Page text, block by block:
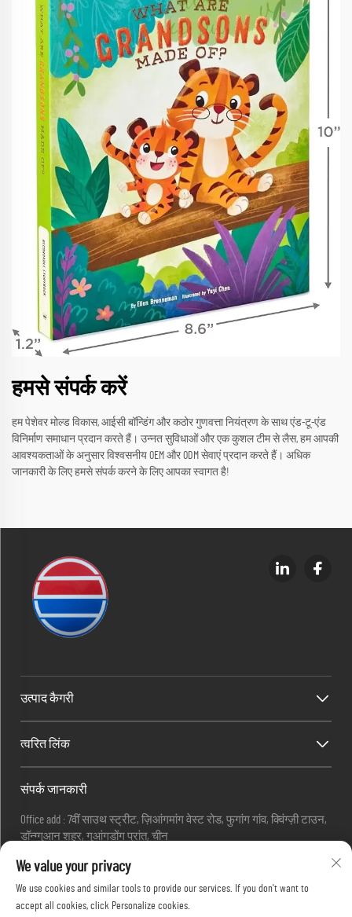
हमसे संपर्क करें
हम पेशेवर मोल्ड विकास, आईसी बॉन्डिंग और कठोर गुणवत्ता नियंत्रण के साथ एंड-टू-एंड
विनिर्माण समाधान प्रदान करते हैं। उन्नत सुविधाओं और एक कुशल टीम से लैस, हम आपकी
आवश्यकताओं के अनुसार विश्वसनीय OEM और ODM सेवाएं प्रदान करते हैं। अधिक
जानकारी के लिए हमसे संपर्क करने के लिए आपका स्वागत है!
उत्पाद कैगरी
त्वरित लिंक
संपर्क जानकारी
Office add : 7वीं साउथ स्ट्रीट, ज़िआंगमांग वेस्ट रोड, फुगांग गांव, क्विंग्ज़ी टाउन,
डॉन्ग्गुआन शहर, गुआंगडोंग प्रांत, चीन
नगर, डोंगगुआन शहर, गुआंगडोंग प्रांत, चीन।
ईमेलः [email protected]
टेलीफोनः+86-18576439082
We value your privacy
We use cookies and similar tools to provide our services. If you don't want to
accept all cookies, click Personalize cookies.